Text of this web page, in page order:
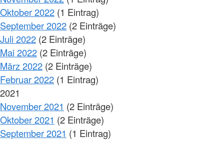
Oktober 2022 (1 Eintrag)
September 2022 (2 Einträge)
Juli 2022 (2 Einträge)
Mai 2022 (2 Einträge)
März 2022 (2 Einträge)
Februar 2022 (1 Eintrag)
2021
November 2021 (2 Einträge)
Oktober 2021 (2 Einträge)
September 2021 (1 Eintrag)